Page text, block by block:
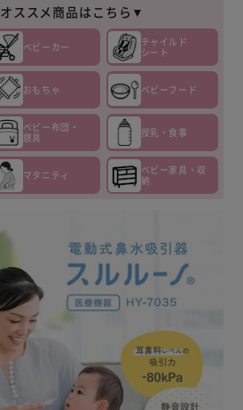
ススメ商品はこちら▼
ベビーカー
チャイルド
シート
おもちゃ ベビーフード
ベビー布団・
寝具
授乳・食事
マタニティ
ベビー家具・収
納